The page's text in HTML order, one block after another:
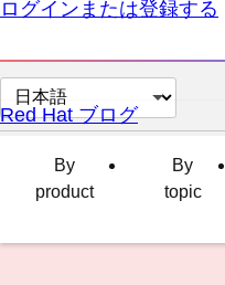
ログインまたは登録する
ペ
ー
語
Red Hat ブログ
By
product
By
topic